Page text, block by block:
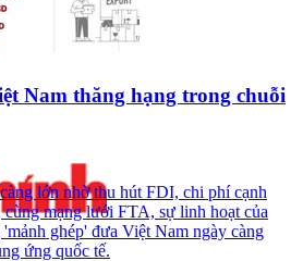
Nam thăng hạng trong chuỗi
lớn nhờ thu hút FDI, chi phí cạnh
cùng mạng lưới FTA, sự linh hoạt của
ghép' đưa Việt Nam ngày càng
ứng quốc tế.